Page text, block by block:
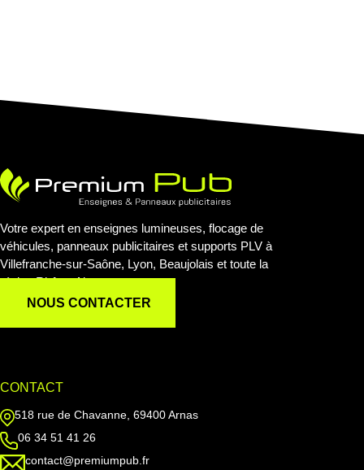
Votre expert en enseignes lumineuses, flocage de
véhicules, panneaux publicitaires et supports PLV à
Villefranche-sur-Saône, Lyon, Beaujolais et toute la
région Rhône-Alpes.
NOUS CONTACTER
CONTACT
518 rue de Chavanne, 69400 Arnas
06 34 51 41 26
contact@premiumpub.fr